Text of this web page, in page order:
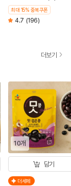
최대 15% 중복쿠폰
4.7 (196)
더보기
10개
담기
더세페